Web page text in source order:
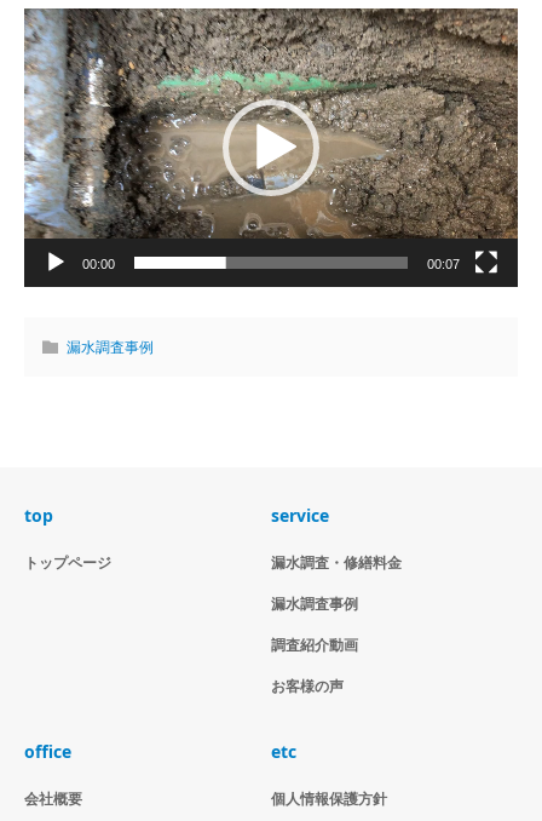
動
画
プ
レ
ー
ヤ
ー
00:00 00:07
漏水調査事例
top
トップページ
service
漏水調査・修繕料金
漏水調査事例
調査紹介動画
お客様の声
office
会社概要
etc
個人情報保護方針